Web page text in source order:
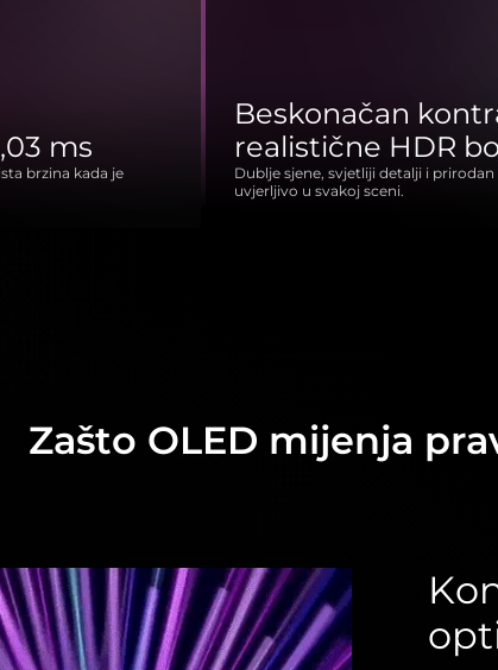
ms
brzina kada je
Beskonačan
realistične HDR
Dublje sjene, svjetliji detalji i
uvjerljivo u svakoj sceni.
Zašto OLED mijenja